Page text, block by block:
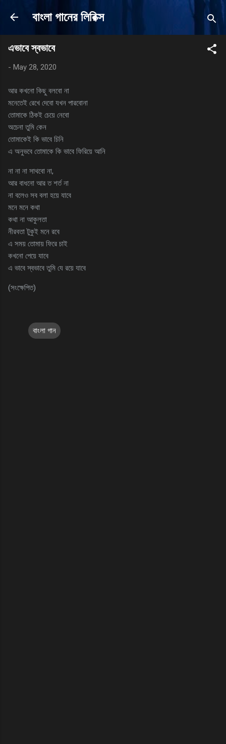
Skip to main content
বাংলা গানের লিরিক্স
এভাবে স্বভাবে
- May 28, 2020
আর কখনো কিছু বলবো না
মনেতেই রেখে দেবো যখন পারবোনা
তোমাকে ঠিকই চেয়ে নেবো
অচেনা তুমি কেন
তোমাকেই কি ভাবে চিনি
এ অনুভবে তোমাকে কি ভাবে ফিরিয়ে আনি
না না না সাথবো না,
আর বাধনো আর ত শর্ত না
না বলেও সব বলা হয়ে যাবে
মনে মনে কথা
কথা না আকুলতা
নীরবতা টুকুই মনে রবে
এ সময় তোমায় ফিরে চাই
কখনো পেয়ে যাবে
এ ভাবে স্বভাবে তুমি যে রয়ে যাবে
(সংক্ষেপিত)
বাংলা গান